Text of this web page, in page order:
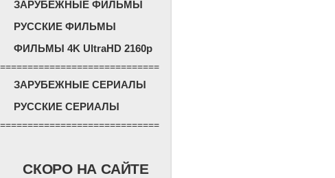
ЗАРУБЕЖНЫЕ ФИЛЬМЫ
РУССКИЕ ФИЛЬМЫ
ФИЛЬМЫ 4K UltraHD 2160p
=============================
ЗАРУБЕЖНЫЕ СЕРИАЛЫ
РУССКИЕ СЕРИАЛЫ
=============================
СКОРО НА САЙТЕ